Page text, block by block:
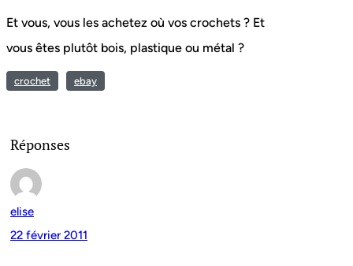
Et vous, vous les achetez où vos crochets ? Et
vous êtes plutôt bois, plastique ou métal ?
crochet ebay
Réponses
elise
22 février 2011